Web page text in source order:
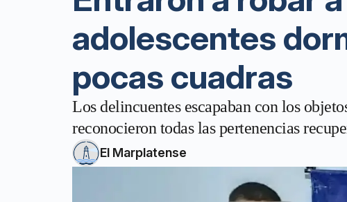
adolescentes
pocas cuadras
Los delincuentes escapaban con los
reconocieron todas las pertenencias
El Marplatense